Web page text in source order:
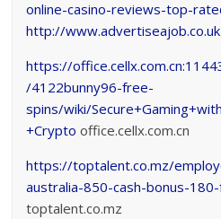
online-casino-reviews-top-
http://www.advertiseajob.co.uk
https://
/4122bunny96-free-
spins/wiki/
+Crypto office.cellx.com.cn
https://toptalent.co.mz/
australia-850-cash-bonus-
toptalent.co.mz